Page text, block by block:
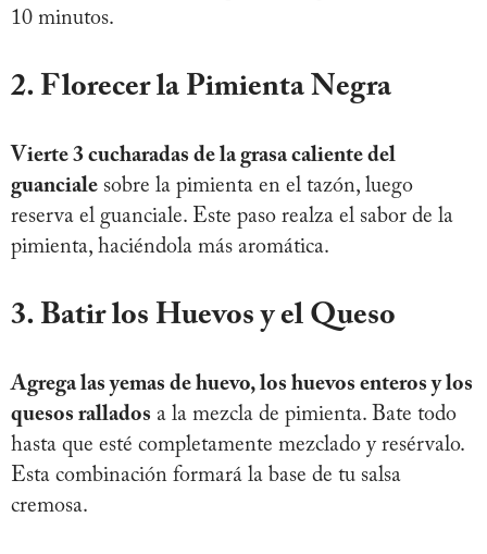
10 minutos.
2. Florecer la Pimienta Negra
Vierte 3 cucharadas de la grasa caliente del
guanciale sobre la pimienta en el tazón, luego
reserva el guanciale. Este paso realza el sabor de la
pimienta, haciéndola más aromática.
3. Batir los Huevos y el Queso
Agrega las yemas de huevo, los huevos enteros y los
quesos rallados a la mezcla de pimienta. Bate todo
hasta que esté completamente mezclado y resérvalo.
Esta combinación formará la base de tu salsa
cremosa.